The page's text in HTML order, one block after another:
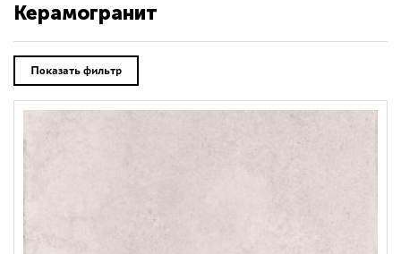
Сертификаты
Дизайнерам
Комплекс услуг
Контакты
Керамогранит
Показать фильтр